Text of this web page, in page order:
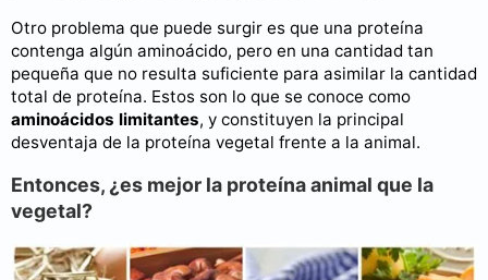
Otro problema que puede surgir es que una proteína
contenga algún aminoácido, pero en una cantidad tan
pequeña que no resulta suficiente para asimilar la cantidad
total de proteína. Estos son lo que se conoce como
aminoácidos limitantes, y constituyen la principal
desventaja de la proteína vegetal frente a la animal.
Entonces, ¿es mejor la proteína animal que la
vegetal?